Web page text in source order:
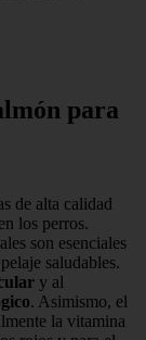
para
de alta calidad
los perros.
son esenciales
saludables.
y al
. Asimismo, el
la vitamina